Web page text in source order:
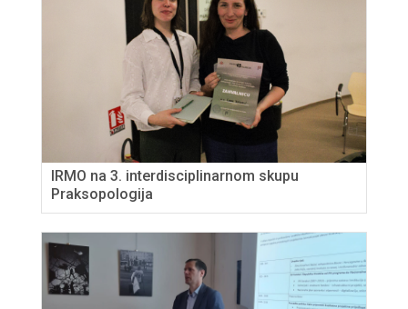
IRMO na 3. interdisciplinarnom skupu
Praksopologija